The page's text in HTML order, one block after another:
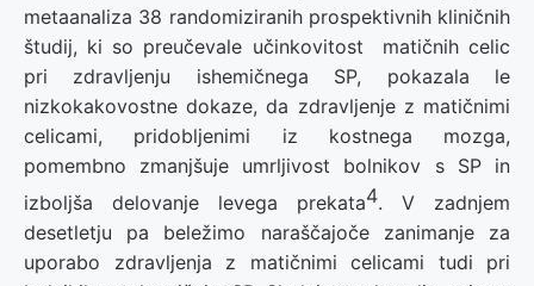
metaanaliza 38 randomiziranih prospektivnih kliničnih
študij, ki so preučevale učinkovitost matičnih celic
pri zdravljenju ishemičnega SP, pokazala le
nizkokakovostne dokaze, da zdravljenje z matičnimi
celicami, pridobljenimi iz kostnega mozga,
pomembno zmanjšuje umrljivost bolnikov s SP in
izboljša delovanje levega prekata4. V zadnjem
desetletju pa beležimo naraščajoče zanimanje za
uporabo zdravljenja z matičnimi celicami tudi pri